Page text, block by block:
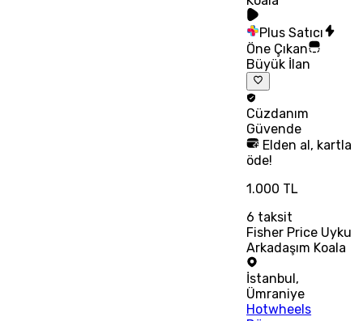
Plus Satıcı
Öne Çıkan
Büyük İlan
Cüzdanım
Güvende
Elden al, kartla
öde!
1.000 TL
6 taksit
Fisher Price Uyku
Arkadaşım Koala
İstanbul,
Ümraniye
Hotwheels